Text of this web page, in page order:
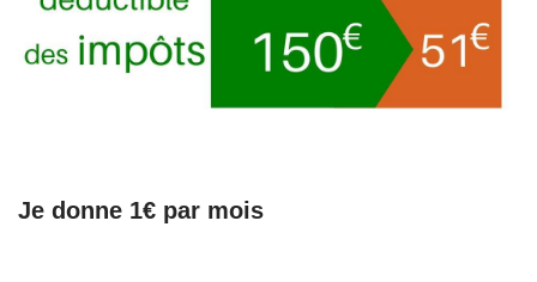
Je donne 1€ par mois